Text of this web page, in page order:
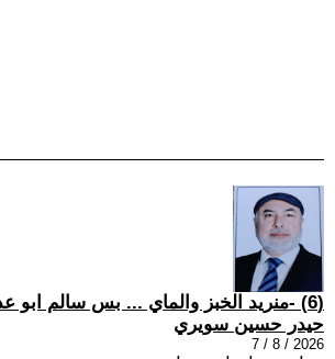
(6) -منريد الخبز والماي ... بس سالم ابو عداي-
حيدر حسين سويري
2026 / 8 / 7